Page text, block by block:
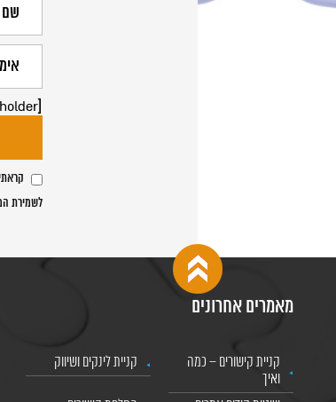
לשמירת
מאמרים אחרונים
קניית קישורים – כמה
ואיך
קניית לינקים ושיווק